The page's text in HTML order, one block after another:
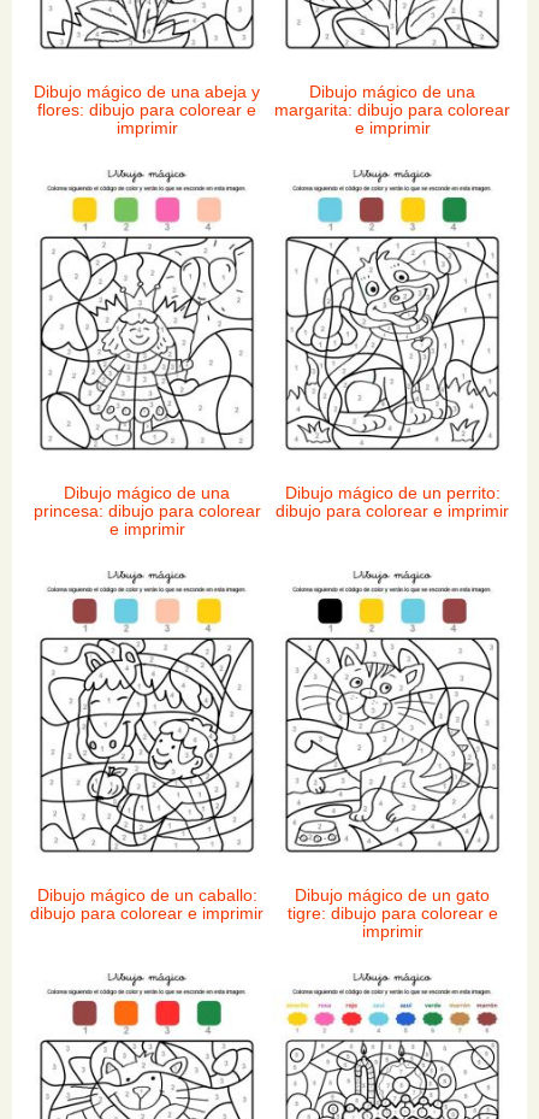
Dibujo mágico de una abeja y
flores: dibujo para colorear e
imprimir
Dibujo mágico de una
margarita: dibujo para colorear
e imprimir
Dibujo mágico de una
princesa: dibujo para colorear
e imprimir
Dibujo mágico de un perrito:
dibujo para colorear e imprimir
Dibujo mágico de un caballo:
dibujo para colorear e imprimir
Dibujo mágico de un gato
tigre: dibujo para colorear e
imprimir